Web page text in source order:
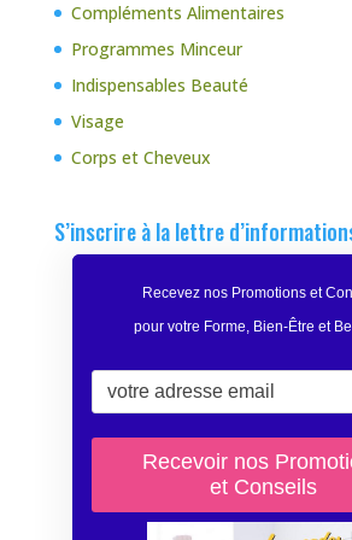
Compléments Alimentaires
Programmes Minceur
Indispensables Beauté
Visage
Corps et Cheveux
S’inscrire à la lettre
Recevez nos Promotions et
pour votre Forme, Bien-Être et